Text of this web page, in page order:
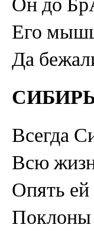
Его
Да
Всегда
Всю
Опять
Поклоны